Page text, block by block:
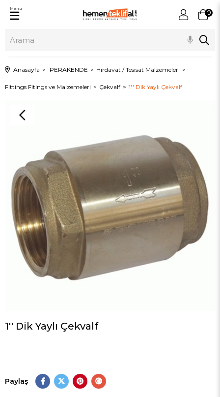
0
Menu
Anasayfa PERAKENDE Hırdavat / Tesisat Malzemeleri
Fittings Fitings ve Malzemeleri Çekvalf 1'' Dik Yaylı Çekvalf
1'' Dik Yaylı Çekvalf
Paylaş